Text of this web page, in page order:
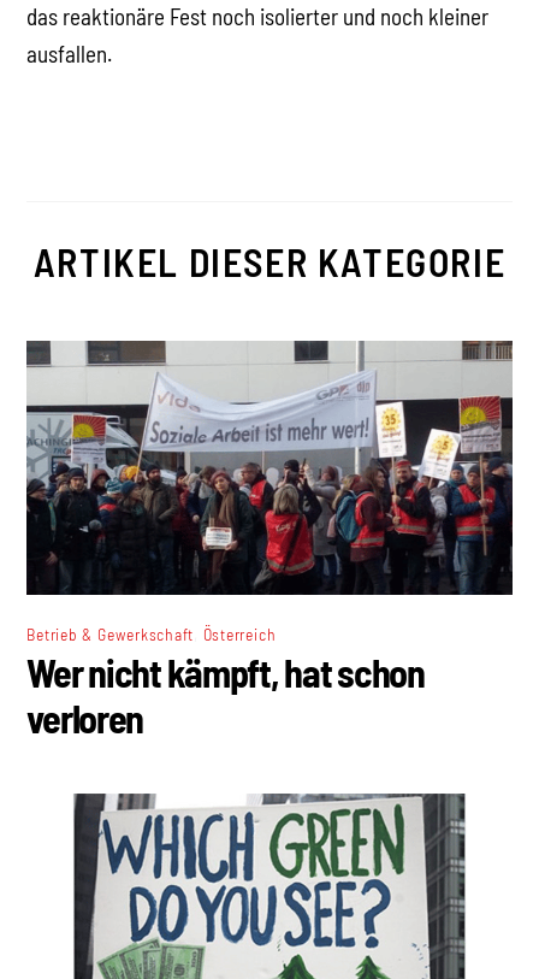
das reaktionäre Fest noch isolierter und noch kleiner
ausfallen.
ARTIKEL DIESER KATEGORIE
Betrieb & Gewerkschaft Österreich
Wer nicht kämpft, hat schon
verloren